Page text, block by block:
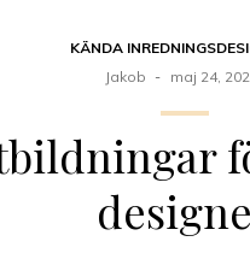
KÄNDA
Jakob
maj 24,